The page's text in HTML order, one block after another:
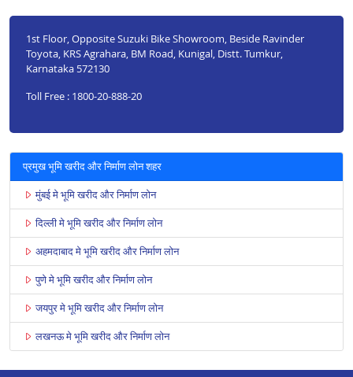
1st Floor, Opposite Suzuki Bike Showroom, Beside Ravinder
Toyota, KRS Agrahara, BM Road, Kunigal, Distt. Tumkur,
Karnataka 572130
Toll Free : 1800-20-888-20
प्रमुख भूमि खरीद और निर्माण लोन शहर
मुंबई मे भूमि खरीद और निर्माण लोन
दिल्ली मे भूमि खरीद और निर्माण लोन
अहमदाबाद मे भूमि खरीद और निर्माण लोन
पुणे मे भूमि खरीद और निर्माण लोन
जयपुर मे भूमि खरीद और निर्माण लोन
लखनऊ मे भूमि खरीद और निर्माण लोन